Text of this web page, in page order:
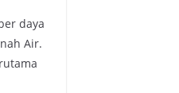
daya
Air.